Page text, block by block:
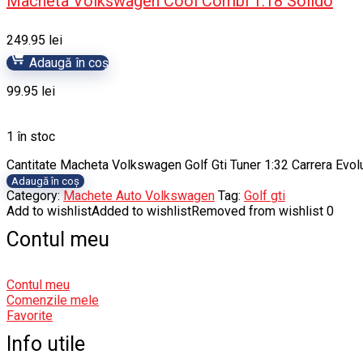
249.95 lei
Adaugă în coș
99.95 lei
1 în stoc
Cantitate Macheta Volkswagen Golf Gti Tuner 1:32 Carrera
Adaugă în coș
Category: Machete Auto Volkswagen Tag: Golf gti
Add to wishlistAdded to wishlistRemoved from wishlist 0
Contul meu
Contul meu
Comenzile mele
Favorite
Info utile